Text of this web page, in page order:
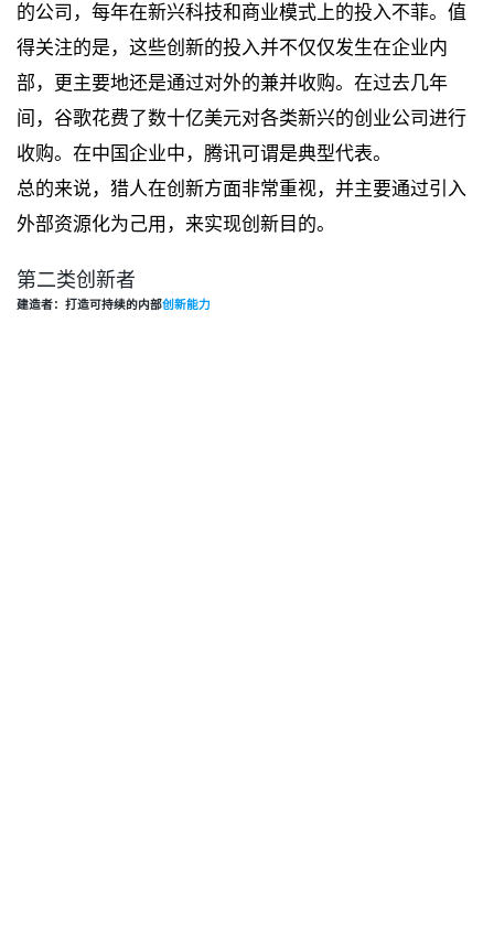
的公司，每年在新兴科技和商业模式上的投入不菲。值
得关注的是，这些创新的投入并不仅仅发生在企业内
部，更主要地还是通过对外的兼并收购。在过去几年
间，谷歌花费了数十亿美元对各类新兴的创业公司进行
收购。在中国企业中，腾讯可谓是典型代表。
总的来说，猎人在创新方面非常重视，并主要通过引入
外部资源化为己用，来实现创新目的。
第二类创新者
建造者：打造可持续的内部创新能力